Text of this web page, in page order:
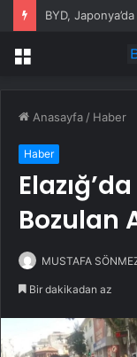
BYD,
Menü
Anasayfa / Haber
Haber
Bozulan
MUSTAFA
Bir dakikadan az